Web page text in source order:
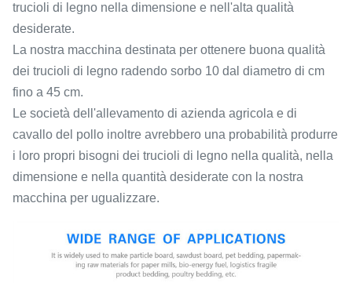
trucioli di legno nella dimensione e nell'alta qualità
desiderate.
La nostra macchina destinata per ottenere buona qualità
dei trucioli di legno radendo sorbo 10 dal diametro di cm
fino a 45 cm.
Le società dell'allevamento di azienda agricola e di
cavallo del pollo inoltre avrebbero una probabilità produrre
i loro propri bisogni dei trucioli di legno nella qualità, nella
dimensione e nella quantità desiderate con la nostra
macchina per ugualizzare.